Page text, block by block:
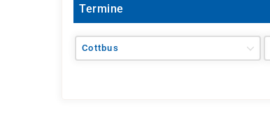
Termine
Cottbus